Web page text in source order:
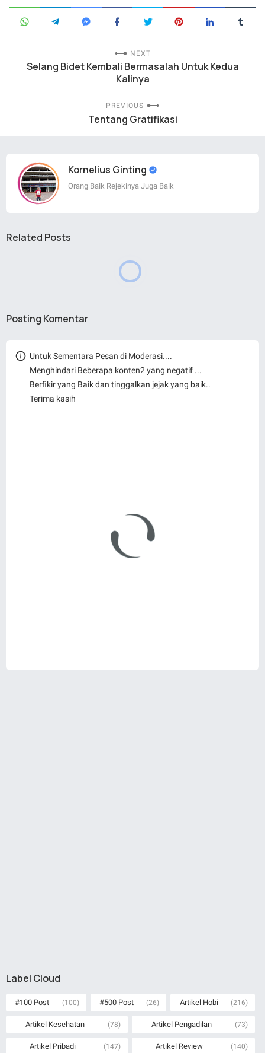
NEXT
Selang Bidet Kembali Bermasalah Untuk Kedua
Kalinya
PREVIOUS
Tentang Gratifikasi
Kornelius Ginting
Orang Baik Rejekinya Juga Baik
Related Posts
Posting Komentar
Untuk Sementara Pesan di Moderasi....
Menghindari Beberapa konten2 yang negatif ...
Berfikir yang Baik dan tinggalkan jejak yang baik..
Terima kasih
Label Cloud
#100 Post (100) #500 Post (26) Artikel Hobi (216)
Artikel Kesehatan (78) Artikel Pengadilan (73)
Artikel Pribadi (147) Artikel Review (140)